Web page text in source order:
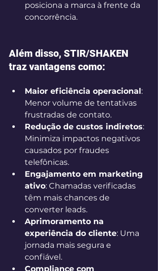
posiciona a marca à frente da
concorrência.
Além disso, STIR/SHAKEN
traz vantagens como:
Maior eficiência operacional:
Menor volume de tentativas
frustradas de contato.
Redução de custos indiretos:
Minimiza impactos negativos
causados por fraudes
telefônicas.
Engajamento em marketing
ativo: Chamadas verificadas
têm mais chances de
converter leads.
Aprimoramento na
experiência do cliente: Uma
jornada mais segura e
confiável.
Compliance com